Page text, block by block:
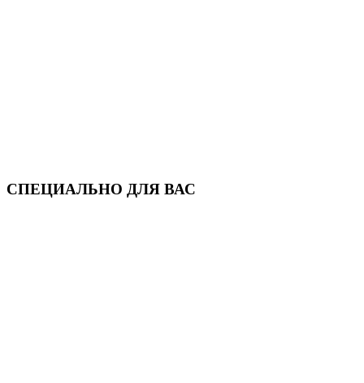
СПЕЦИАЛЬНО ДЛЯ ВАС